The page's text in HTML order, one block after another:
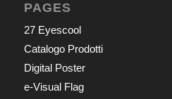
PAGES
27 Eyescool
Catalogo Prodotti
Digital Poster
e-Visual Flag